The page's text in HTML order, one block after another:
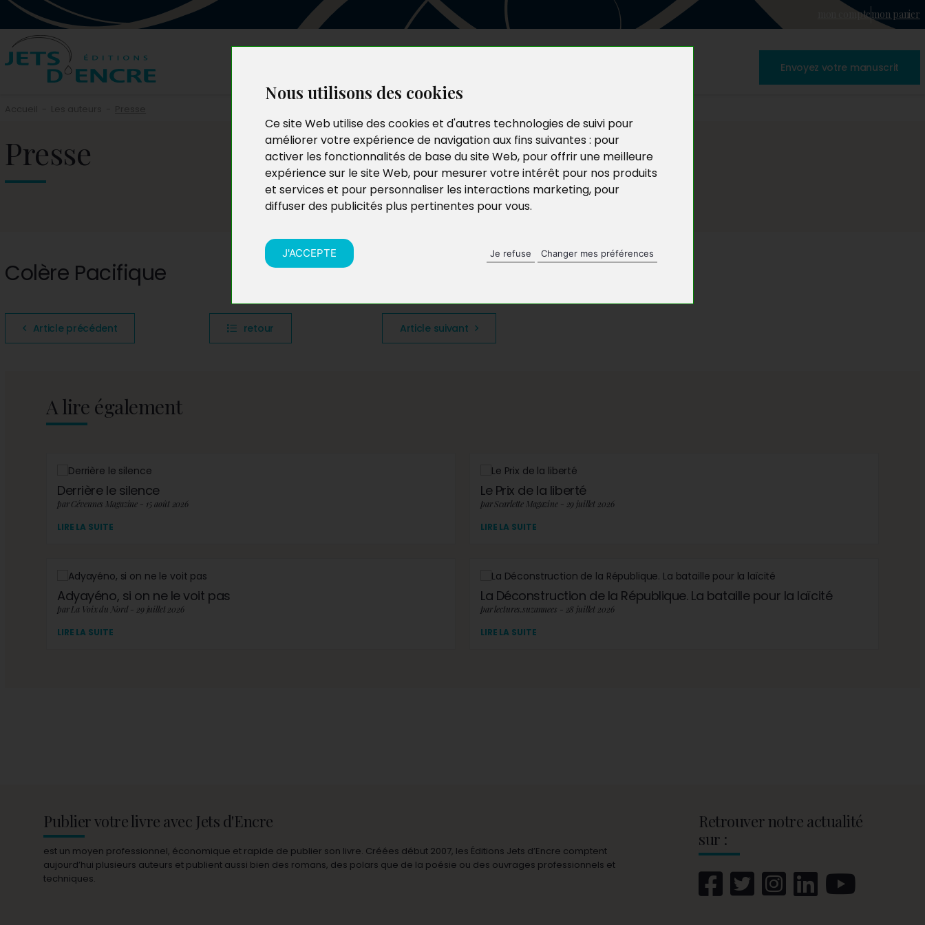
Nous utilisons des cookies
Ce site Web utilise des cookies et d'autres technologies de suivi pour
améliorer votre expérience de navigation aux fins suivantes : pour
activer les fonctionnalités de base du site Web, pour offrir une meilleure
expérience sur le site Web, pour mesurer votre intérêt pour nos produits
et services et pour personnaliser les interactions marketing, pour
diffuser des publicités plus pertinentes pour vous.
J'ACCEPTE Je refuse Changer mes préférences
mon comptemon panier
Envoyez votre manuscrit
Presse
Colère Pacifique
Article précédent retour Article suivant
A lire également
Derrière le silence
par Cévennes Magazine - 15 août 2026
LIRE LA SUITE
Le Prix de la liberté
par Scarlette Magazine - 29 juillet 2026
LIRE LA SUITE
Adyayéno, si on ne le voit pas
par La Voix du Nord - 29 juillet 2026
LIRE LA SUITE
La Déconstruction de la République. La bataille pour la laïcité
par lectures.suzannees - 28 juillet 2026
LIRE LA SUITE
Publier votre livre avec Jets d'Encre
est un moyen professionnel, économique et rapide de publier son livre. Créées début 2007, les Éditions Jets d’Encre comptent
aujourd’hui plusieurs auteurs et publient aussi bien des romans, des polars que de la poésie ou des ouvrages professionnels et
techniques.
Retrouver notre actualité
sur :